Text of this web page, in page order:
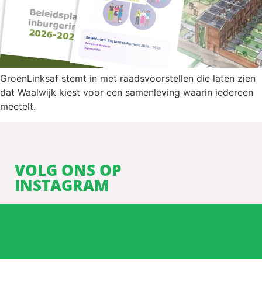
GroenLinksaf stemt in met raadsvoorstellen die laten zien
dat Waalwijk kiest voor een samenleving waarin iedereen
meetelt.
VOLG ONS OP
INSTAGRAM